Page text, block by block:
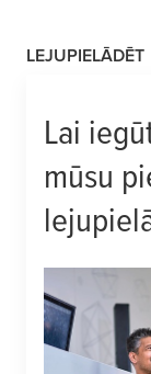
LEJUPIELĀDĒT
Lai
mūsu